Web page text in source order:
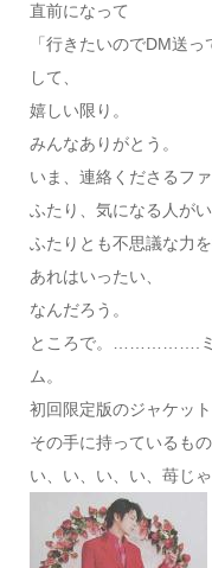
直前になって
「行きたいのでDM送
して、
嬉しい限り。
みんなありがとう。
いま、連絡くださるファ
ふたり、気になる人がい
ふたりとも不思議な力を
あれはいったい、
なんだろう。
ところで。
ム。
初回限定版のジャケッ
その手に持っているも
い、い、い、い、苺じ